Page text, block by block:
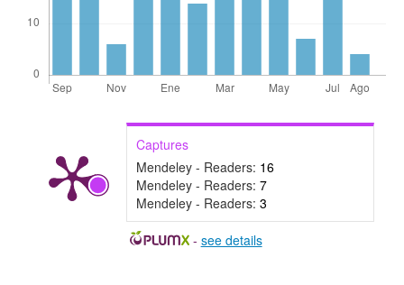
Captures
Mendeley - Readers: 16
Mendeley - Readers: 7
Mendeley - Readers: 3
- see details